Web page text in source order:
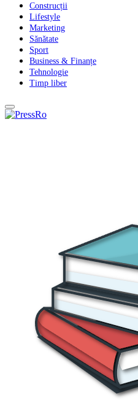
Construcții
Lifestyle
Marketing
Sănătate
Sport
Business & Finanțe
Tehnologie
Timp liber